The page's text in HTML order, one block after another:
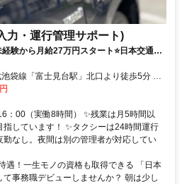
力・運行管理サポート)
経験から月給27万円スタート⭐日本交通グ
イク・自転車通勤OKです（駐車場完
ら出勤されている方もいらっしゃいま
：00（実働8時間） ✨残業は月5時間以
しています！ ✨タクシーは24時間運行
なし。夜間は別の管理者が対応してい
遇！一生モノの資格も取得できる 「日本
事務職デビューしませんか？ 朝は少し